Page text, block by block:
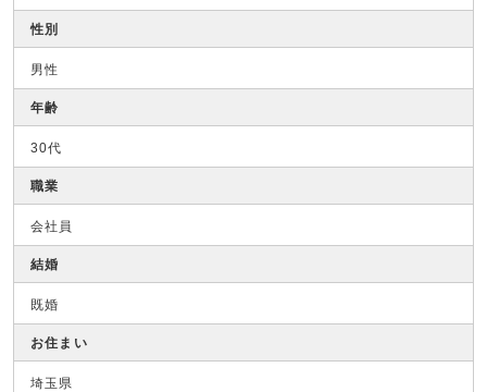
性別
男性
年齢
30代
職業
会社員
結婚
既婚
お住まい
埼玉県